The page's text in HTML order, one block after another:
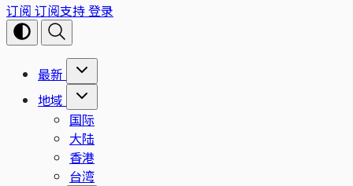
订阅 订阅支持登录
最新
地域
国际
大陆
香港
台湾